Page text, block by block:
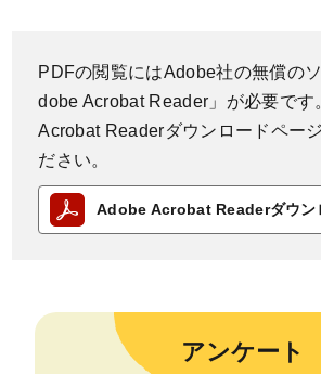
PDFの閲覧にはAdobe社の無償の
dobe Acrobat Reader」が必要です
Acrobat Readerダウンロードペー
ださい。
Adobe Acrobat Readerダウン
アンケート